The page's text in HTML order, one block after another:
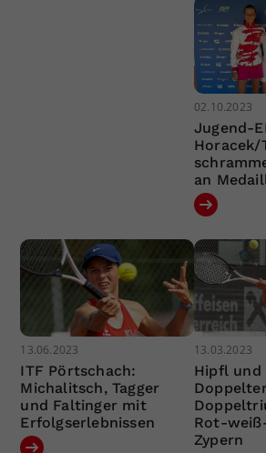
02.10.2023
Jugend-
Horacek/
an
13.06.2023
ITF Pörtschach:
Michalitsch, Tagger
und Faltinger mit
Erfolgserlebnissen
13.03.2023
Hipfl und
Rot-
Zypern